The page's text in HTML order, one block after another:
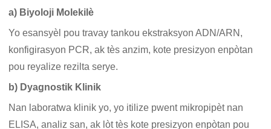
a) Biyoloji Molekilè
Yo esansyèl pou travay tankou ekstraksyon ADN/ARN,
konfigirasyon PCR, ak tès anzim, kote presizyon enpòtan
pou reyalize rezilta serye.
b) Dyagnostik Klinik
Nan laboratwa klinik yo, yo itilize pwent mikropipèt nan
ELISA, analiz san, ak lòt tès kote presizyon enpòtan pou